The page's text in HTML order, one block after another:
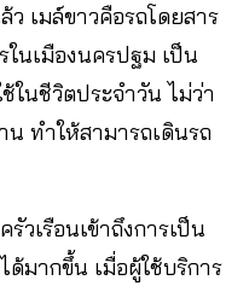
ว เมล์ขาวคือรถโดยสาร
ในเมืองนครปฐม เป็น
นชีวิตประจำวัน ไม่ว่า
น ทำให้สามารถเดินรถ
วเรือนเข้าถึงการเป็น
ด้มากขึ้น เมื่อผู้ใช้บริการ